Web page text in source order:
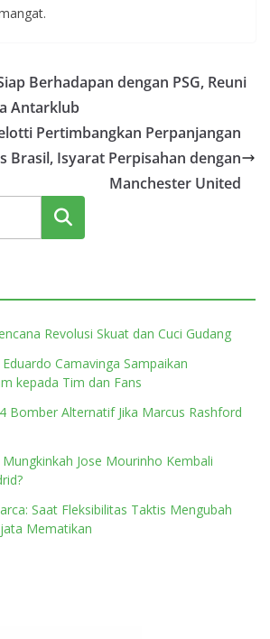
Berhadapan dengan PSG, Reuni
Antarklub
Pertimbangkan Perpanjangan
Brasil, Isyarat Perpisahan dengan
Manchester United
Cari
Revolusi Skuat dan Cuci Gudang
Camavinga Sampaikan
kepada Tim dan Fans
Bomber Alternatif Jika Marcus Rashford
Jose Mourinho Kembali
Saat Fleksibilitas Taktis Mengubah
Mematikan